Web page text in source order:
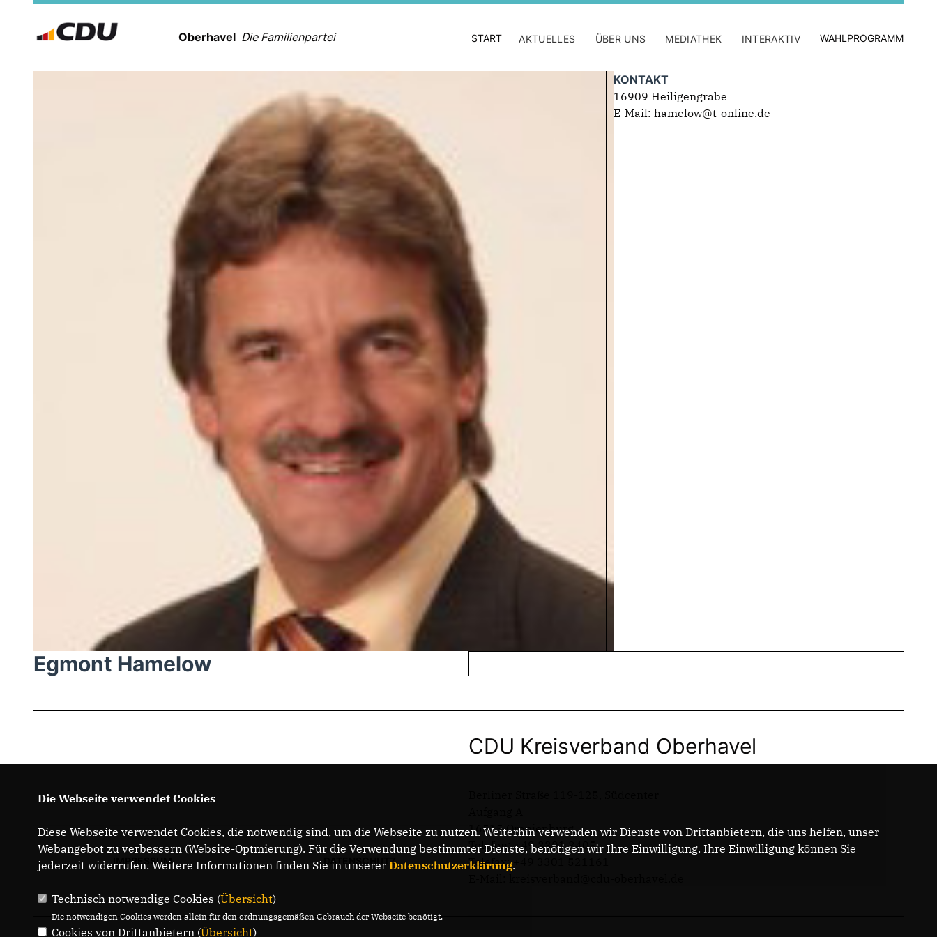
Oberhavel Die Familienpartei START AKTUELLES ÜBER UNS MEDIATHEK INTERAKTIV WAHLPROGRAMM
KONTAKT
16909 Heiligengrabe
E-Mail: hamelow@t-online.de
Egmont Hamelow
IMPRESSUM DATENSCHUTZ
CDU Kreisverband Oberhavel
16515 Oranienburg
Telefon: +49 3301 3405
Telefax: +49 3301 521161
Die Webseite verwendet Cookies
Diese Webseite verwendet Cookies, die notwendig sind, um die Webseite zu nutzen. Weiterhin verwenden wir Dienste von Drittanbietern, die uns helfen, unser
Webangebot zu verbessern (Website-Optmierung). Für die Verwendung bestimmter Dienste, benötigen wir Ihre Einwilligung. Ihre Einwilligung können Sie
jederzeit widerrufen. Weitere Informationen finden Sie in unserer Datenschutzerklärung.
Technisch notwendige Cookies (Übersicht)
Die notwendigen Cookies werden allein für den ordnungsgemäßen Gebrauch der Webseite benötigt.
Cookies von Drittanbietern (Übersicht)